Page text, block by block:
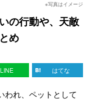
※写真はイメージ
の行動や、天敵
め
LINE はてな
われ、ペットとして